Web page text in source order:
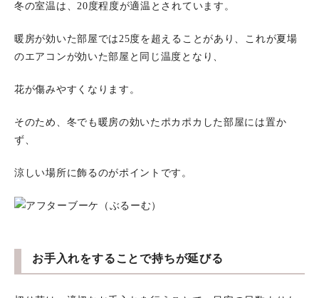
冬の室温は、20度程度が適温とされています。
暖房が効いた部屋では25度を超えることがあり、これが夏場
のエアコンが効いた部屋と同じ温度となり、
花が傷みやすくなります。
そのため、冬でも暖房の効いたポカポカした部屋には置か
ず、
涼しい場所に飾るのがポイントです。
お手入れをすることで持ちが延びる